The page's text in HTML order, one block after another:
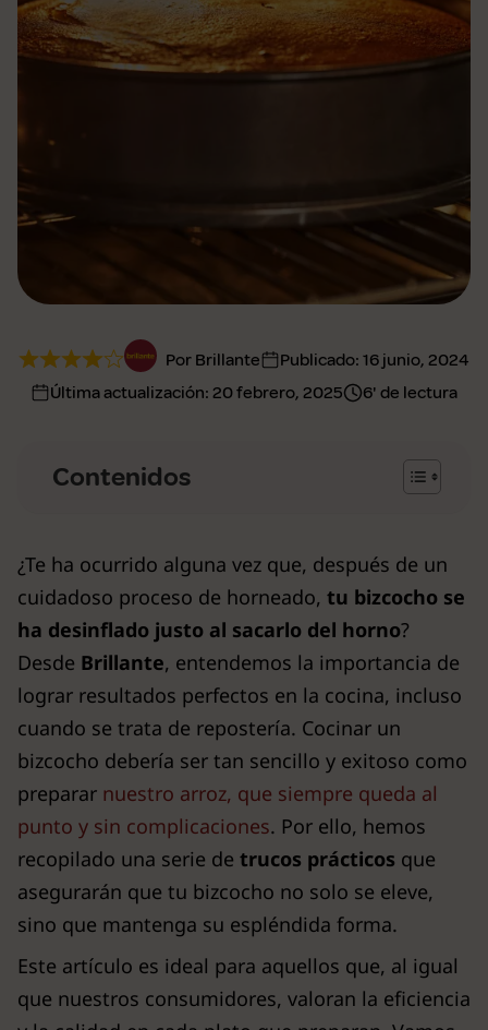
Por Brillante Publicado:16 junio, 2024
Última actualización: 20 febrero, 2025 6' de lectura
Contenidos
¿Te ha ocurrido alguna vez que, después de un
cuidadoso proceso de horneado, tu bizcocho se
ha desinflado justo al sacarlo del horno?
Desde Brillante, entendemos la importancia de
lograr resultados perfectos en la cocina, incluso
cuando se trata de repostería. Cocinar un
bizcocho debería ser tan sencillo y exitoso como
preparar nuestro arroz, que siempre queda al
punto y sin complicaciones. Por ello, hemos
recopilado una serie de trucos prácticos que
asegurarán que tu bizcocho no solo se eleve,
sino que mantenga su espléndida forma.
Este artículo es ideal para aquellos que, al igual
que nuestros consumidores, valoran la eficiencia